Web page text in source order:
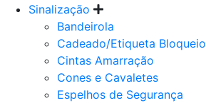
Sinalização
Bandeirola
Cadeado/Etiqueta Bloqueio
Cintas Amarração
Cones e Cavaletes
Espelhos de Segurança